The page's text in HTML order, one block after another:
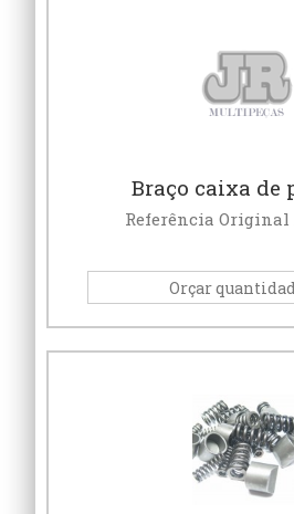
Braço caixa de
Referência Original